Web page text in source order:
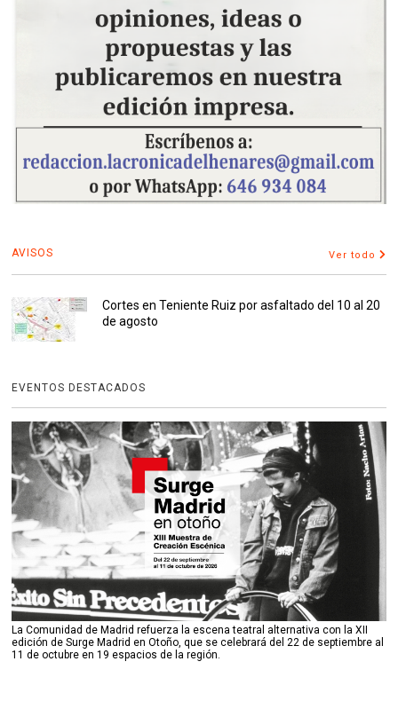
AVISOS Ver todo
Cortes en Teniente Ruiz por asfaltado del 10 al 20
de agosto
EVENTOS DESTACADOS
La Comunidad de Madrid refuerza la escena teatral alternativa con la XII
edición de Surge Madrid en Otoño, que se celebrará del 22 de septiembre al
11 de octubre en 19 espacios de la región.